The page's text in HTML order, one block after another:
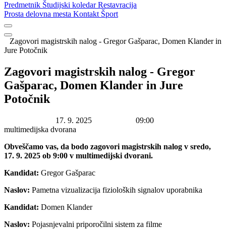
Predmetnik Študijski koledarRestavracija
Prosta delovna mesta Kontakt Šport
Zagovori magistrskih nalog - Gregor Gašparac, Domen Klander in
Jure Potočnik
Zagovori magistrskih nalog - Gregor
Gašparac, Domen Klander in Jure
Potočnik
17. 9. 2025 09:00
multimedijska dvorana
Obveščamo vas, da bodo zagovori magistrskih nalog v sredo,
17. 9. 2025 ob 9:00 v multimedijski dvorani.
Kandidat: Gregor Gašparac
Naslov: Pametna vizualizacija fizioloških signalov uporabnika
Kandidat: Domen Klander
Naslov: Pojasnjevalni priporočilni sistem za filme